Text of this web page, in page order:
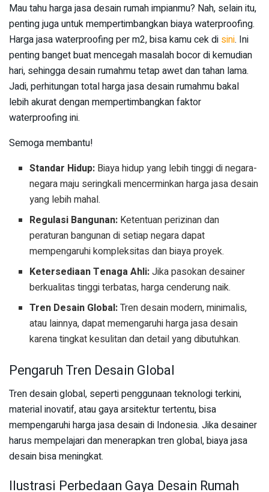
Mau tahu harga jasa desain rumah impianmu? Nah, selain itu,
penting juga untuk mempertimbangkan biaya waterproofing.
Harga jasa waterproofing per m2, bisa kamu cek di sini. Ini
penting banget buat mencegah masalah bocor di kemudian
hari, sehingga desain rumahmu tetap awet dan tahan lama.
Jadi, perhitungan total harga jasa desain rumahmu bakal
lebih akurat dengan mempertimbangkan faktor
waterproofing ini.
Semoga membantu!
Standar Hidup: Biaya hidup yang lebih tinggi di negara-
negara maju seringkali mencerminkan harga jasa desain
yang lebih mahal.
Regulasi Bangunan: Ketentuan perizinan dan
peraturan bangunan di setiap negara dapat
mempengaruhi kompleksitas dan biaya proyek.
Ketersediaan Tenaga Ahli:Jika pasokan desainer
berkualitas tinggi terbatas, harga cenderung naik.
Tren Desain Global:Tren desain modern, minimalis,
atau lainnya, dapat memengaruhi harga jasa desain
karena tingkat kesulitan dan detail yang dibutuhkan.
Pengaruh Tren Desain Global
Tren desain global, seperti penggunaan teknologi terkini,
material inovatif, atau gaya arsitektur tertentu, bisa
mempengaruhi harga jasa desain di Indonesia. Jika desainer
harus mempelajari dan menerapkan tren global, biaya jasa
desain bisa meningkat.
Ilustrasi Perbedaan Gaya Desain Rumah